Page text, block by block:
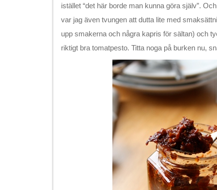
istället “det här borde man kunna göra själv”.
var jag även tvungen att dutta lite med
upp smakerna och några kapris för sältan) och
riktigt bra tomatpesto. Titta noga på burken nu,